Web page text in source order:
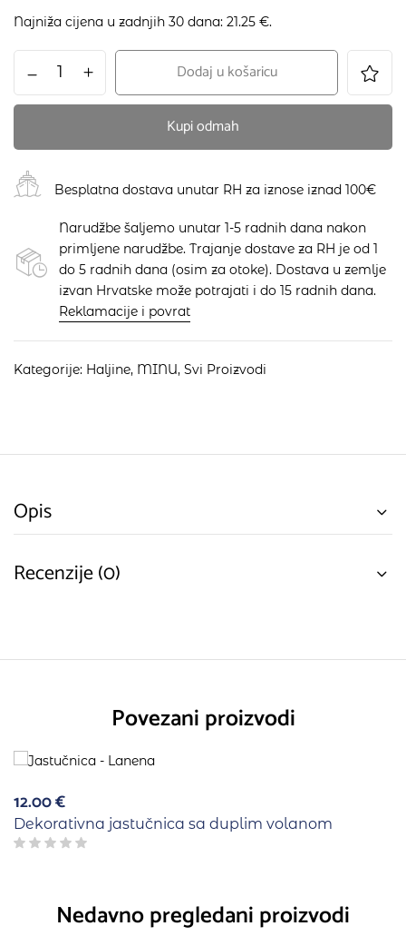
Najniža cijena u zadnjih 30 dana: 21.25 €.
Dodaj u košaricu
Kupi odmah
Besplatna dostava unutar RH za iznose iznad 100€
Narudžbe šaljemo unutar 1-5 radnih dana nakon
primljene narudžbe. Trajanje dostave za RH je od 1
do 5 radnih dana (osim za otoke). Dostava u zemlje
izvan Hrvatske može potrajati i do 15 radnih dana.
Reklamacije i povrat
Kategorije: Haljine, MINU, Svi Proizvodi
Opis
Recenzije (0)
Povezani proizvodi
12.00€
Dekorativna jastučnica sa duplim volanom
Nedavno pregledani proizvodi